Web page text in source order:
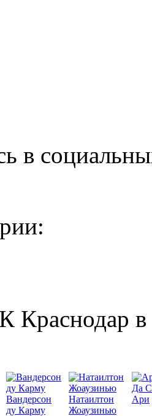
в
Краснодар в
Вандерсон
ду Карму
Натаилтон
Жоаузинью
Да
Ари